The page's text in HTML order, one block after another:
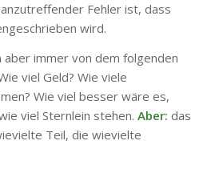
Fehler ist, dass
wird.
immer von dem folgenden
viel Geld? Wie viele
Wie viel besser wäre es,
viel Sternlein stehen. Aber: das
Teil, die wievielte